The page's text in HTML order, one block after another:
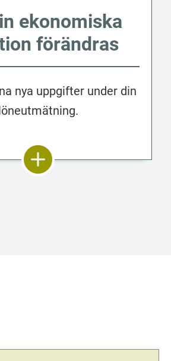
ekonomiska
förändras
nya uppgifter under din